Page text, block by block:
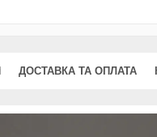
ДОСТАВКА ТА ОПЛАТА